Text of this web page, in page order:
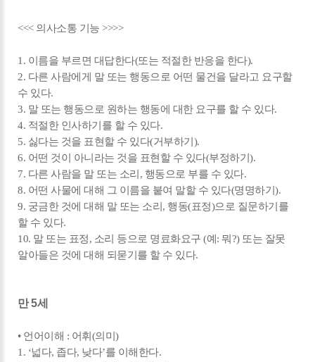
<<< 의사소통 기능 >>>>
1. 이름을 부르면 대답한다(또는 적절한 반응을 한다).
2. 다른 사람에게 말 또는 행동으로 어떤 물건을 달라고 요구할
수 있다.
3. 말 또는 행동으로 원하는 행동에 대한 요구를 할 수 있다.
4. 적절한 인사하기를 할 수 있다.
5. 싫다는 것을 표현할 수 있다(거부하기).
6. 어떤 것이 아니라는 것을 표현할 수 있다(부정하기).
7. 다른 사람을 말 또는 소리, 행동으로 부를 수 있다.
8. 어떤 사물에 대해 그 이름을 붙여 말할 수 있다(명명하기).
9. 궁금한 것에 대해 말 또는 소리, 행동(표정)으로 질문하기를
할 수 있다.
10. 말 또는 표정, 소리 등으로 명료화요구 (예: 뭐?) 또는 잘못
알아들은 것에 대해 되묻기를 할 수 있다.
만 5세
• 언어이해 : 어휘(의미)
1. ‘넓다, 좁다, 낮다’를 이해한다.